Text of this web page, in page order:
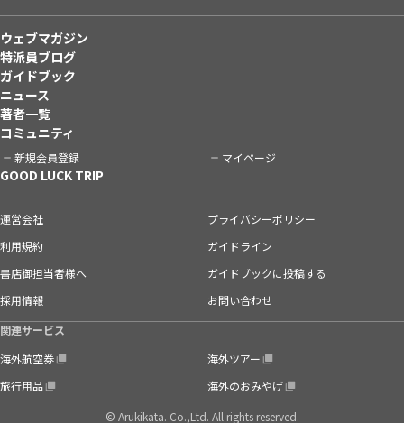
ウェブマガジン
特派員ブログ
ガイドブック
ニュース
著者一覧
コミュニティ
新規会員登録 マイページ
GOOD LUCK TRIP
運営会社
プライバシーポリシー
利用規約
ガイドライン
書店御担当者様へ
ガイドブックに投稿する
採用情報
お問い合わせ
関連サービス
海外航空券
海外ツアー
旅行用品
海外のおみやげ
© Arukikata. Co.,Ltd. All rights reserved.